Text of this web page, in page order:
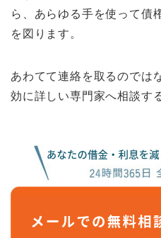
ら、あらゆる手を使って債
を図ります。
あわてて連絡を取るのでは
効に詳しい専門家へ相談す